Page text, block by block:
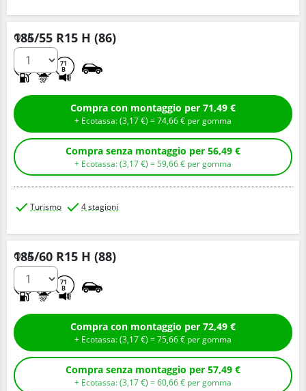
185/55 R15 H (86)
71
B
Q.tà
Compra con montaggio per 71,49 €
+ Ecotassa: (3,17€ ) =74,66€ per gomma
Compra senza montaggio per 56,49 €
+ Ecotassa: (3,17€ ) =59,66€ per gomma
Turismo 4 stagioni
185/60 R15 H (88)
71
B
Q.tà
Compra con montaggio per 72,49 €
+ Ecotassa: (3,17€ ) =75,66€ per gomma
Compra senza montaggio per 57,49 €
+ Ecotassa: (3,17€ ) =60,66€ per gomma